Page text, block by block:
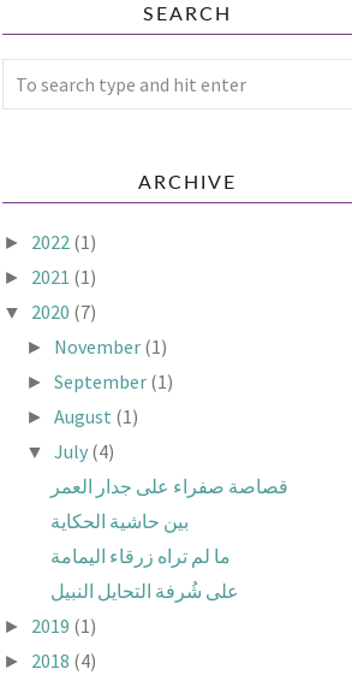
SEARCH
ARCHIVE
► 2022 (1)
► 2021 (1)
▼ 2020 (7)
► November (1)
►September (1)
►August (1)
▼July (4)
قصاصة صفراء على جدار العمر
بين حاشية الحكاية
ما لم تراه زرقاء اليمامة
على شُرفة التحايل النبيل
► 2019 (1)
► 2018 (4)